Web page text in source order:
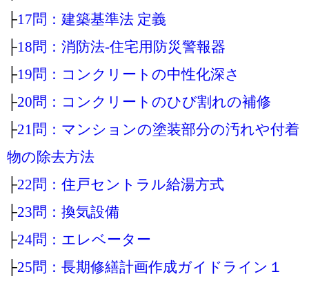
├17問：建築基準法 定義
├18問：消防法‐住宅用防災警報器
├19問：コンクリートの中性化深さ
├20問：コンクリートのひび割れの補修
├21問：マンションの塗装部分の汚れや付着
物の除去方法
├22問：住戸セントラル給湯方式
├23問：換気設備
├24問：エレベーター
├25問：長期修繕計画作成ガイドライン１